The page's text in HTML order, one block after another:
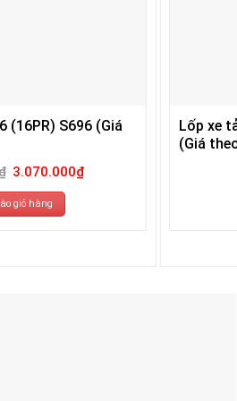
(16PR) S696 (Giá
Giá
gốc
là:
3.270.000₫.
3.070.000₫Giá
giỏ hàng
Lốp xe
(Giá